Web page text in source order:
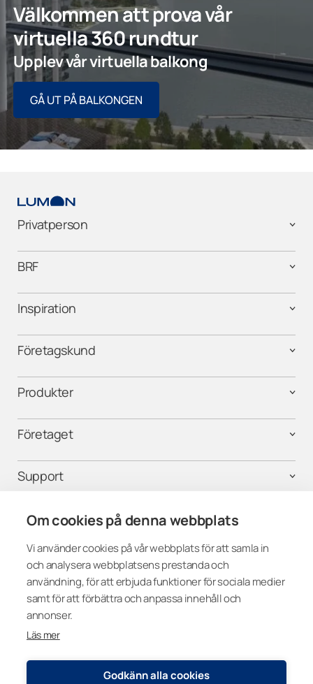
Om cookies på denna webbplats
Vi använder cookies på vår webbplats för att samla in
och analysera webbplatsens prestanda och
användning, för att erbjuda funktioner för sociala medier
samt för att förbättra och anpassa innehåll och
annonser.
Läs mer
Godkänn alla cookies
Välkommen att prova vår
virtuella 360 rundtur
Upplev vår virtuella balkong
GÅ UT PÅ BALKONGEN
Privatperson
BRF
Inspiration
Företagskund
Produkter
Företaget
Support
Kontakta oss
Följ oss i sociala medier
Sweden